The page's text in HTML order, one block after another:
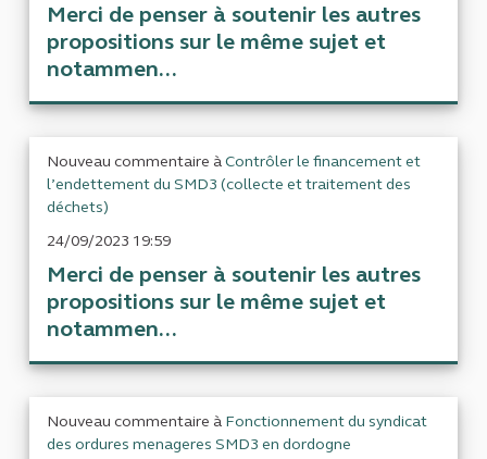
Merci de penser à soutenir les autres
propositions sur le même sujet et
notammen...
Nouveau commentaire àContrôler le financement et
l’endettement du SMD3 (collecte et traitement des
déchets)
24/09/2023 19:59
Merci de penser à soutenir les autres
propositions sur le même sujet et
notammen...
Nouveau commentaire à Fonctionnement du syndicat
des ordures menageres SMD3 en dordogne